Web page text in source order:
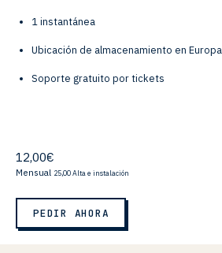
1 instantánea
Ubicación de almacenamiento en Europa
Soporte gratuito por tickets
12,00€
Mensual 25,00 Alta e instalación
PEDIR AHORA